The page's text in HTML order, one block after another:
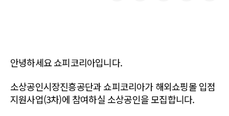
안녕하세요 쇼피코리아입니다.
소상공인시장진흥공단과 쇼피코리아가 해외쇼핑몰 입점
지원사업(3차)에 참여하실 소상공인을 모집합니다.